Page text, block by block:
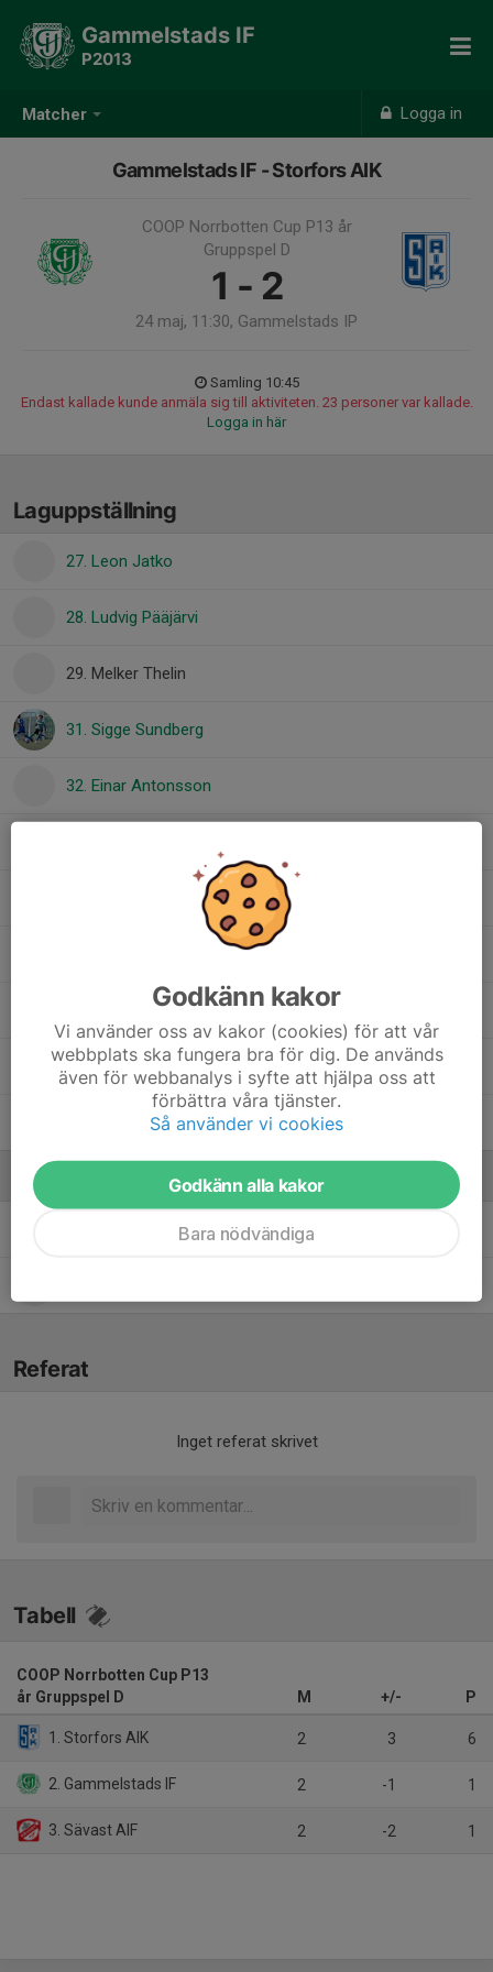
Matcher Logga in
Gammelstads IF
P2013
Gammelstads IF - Storfors AIK
COOP Norrbotten Cup P13 år
Gruppspel D
1 - 2
24 maj, 11:30, Gammelstads IP
Samling 10:45
Endast kallade kunde anmäla sig till aktiviteten. 23 personer var kallade.
Logga in här
Laguppställning
27. Leon Jatko
28. Ludvig Pääjärvi
29. Melker Thelin
31. Sigge Sundberg
32. Einar Antonsson
35. Sebastian Rojrung
39. Wilmer Sundström
41. Ebbe Brunell
44. Wilmer Thorell
Ledare
Markus LarssonTränare
Referat
Inget referat skrivet
Tabell
COOP Norrbotten Cup P13
år Gruppspel D
M +/- P
1. Storfors AIK 2 3 6
2. Gammelstads IF 2 -1 1
3. Sävast AIF 2 -2 1
Godkänn kakor
Vi använder oss av kakor (cookies) för att vår
webbplats ska fungera bra för dig. De används
även för webbanalys i syfte att hjälpa oss att
förbättra våra tjänster.
Så använder vi cookies
Godkänn alla kakor
Bara nödvändiga